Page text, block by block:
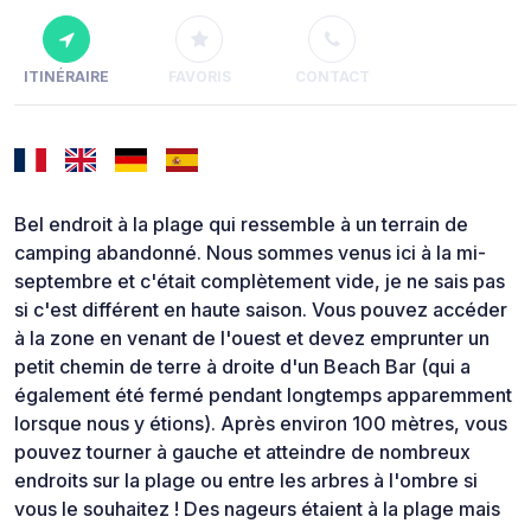
ITINÉRAIRE FAVORIS CONTACT
Bel endroit à la plage qui ressemble à un terrain de
camping abandonné. Nous sommes venus ici à la mi-
septembre et c'était complètement vide, je ne sais pas
si c'est différent en haute saison. Vous pouvez accéder
à la zone en venant de l'ouest et devez emprunter un
petit chemin de terre à droite d'un Beach Bar (qui a
également été fermé pendant longtemps apparemment
lorsque nous y étions). Après environ 100 mètres, vous
pouvez tourner à gauche et atteindre de nombreux
endroits sur la plage ou entre les arbres à l'ombre si
vous le souhaitez ! Des nageurs étaient à la plage mais